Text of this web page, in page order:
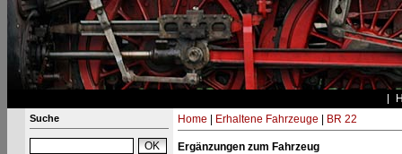
Suche Home Erhaltene Fahrzeuge BR 22
Ergänzungen zum Fahrzeug